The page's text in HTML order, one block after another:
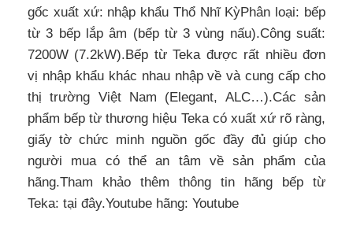
gốc xuất xứ: nhập khẩu Thổ Nhĩ KỳPhân loại: bếp
từ 3 bếp lắp âm (bếp từ 3 vùng nấu).Công suất:
7200W (7.2kW).Bếp từ Teka được rất nhiều đơn
vị nhập khẩu khác nhau nhập về và cung cấp cho
thị trường Việt Nam (Elegant, ALC…).Các sản
phẩm bếp từ thương hiệu Teka có xuất xứ rõ ràng,
giấy tờ chức minh nguồn gốc đầy đủ giúp cho
người mua có thể an tâm về sản phẩm của
hãng.Tham khảo thêm thông tin hãng bếp từ
Teka: tại đây.Youtube hãng: Youtube